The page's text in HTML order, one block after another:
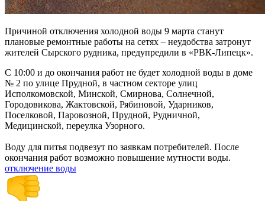
Причиной отключения холодной воды 9 марта станут
плановые ремонтные работы на сетях – неудобства затронут
жителей Сырского рудника, предупредили в «РВК-Липецк».
С 10:00 и до окончания работ не будет холодной воды в доме
№ 2 по улице Прудной, в частном секторе улиц
Исполкомовской, Минской, Смирнова, Солнечной,
Городовикова, Жактовской, Рябиновой, Ударников,
Поселковой, Паровозной, Прудной, Рудничной,
Медицинской, переулка Узорного.
Воду для питья подвезут по заявкам потребителей. После
окончания работ возможно повышение мутности воды.
отключение воды